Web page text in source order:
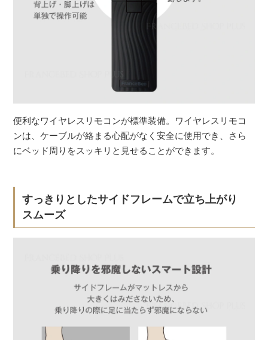
便利なワイヤレスリモコンが標準装備。ワイヤレスリモコ
ンは、ケーブルが絡まる心配がなく安全に使用でき、さら
にベッド周りをスッキリと見せることができます。
すっきりとしたサイドフレームで立ち上がり
スムーズ